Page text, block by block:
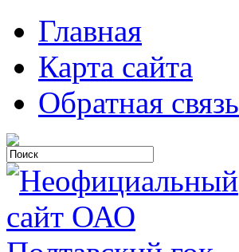
Главная
Карта сайта
Обратная связь